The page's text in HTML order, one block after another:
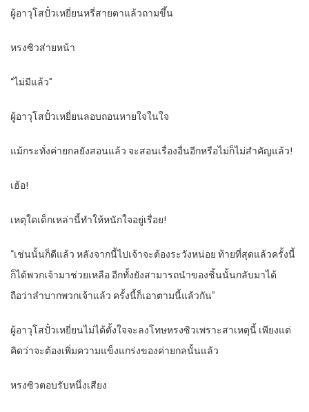
ผู้อาวุโสปั๋วเหยี่ยนหรี่สายตาแล้วถามขึ้น
หรงซิวส่ายหน้า
“ไม่มีแล้ว”
ผู้อาวุโสปั๋วเหยี่ยนลอบถอนหายใจในใจ
แม้กระทั่งค่ายกลยังสอนแล้ว จะสอนเรื่องอื่นอีกหรือไม่ก็ไม่สำคัญแล้ว!
เฮ้อ!
เหตุใดเด็กเหล่านี้ทำให้หนักใจอยู่เรื่อย!
“เช่นนั้นก็ดีแล้ว หลังจากนี้ไปเจ้าจะต้องระวังหน่อย ท้ายที่สุดแล้วครั้งนี้
ก็ได้พวกเจ้ามาช่วยเหลือ อีกทั้งยังสามารถนำของชิ้นนั้นกลับมาได้
ถือว่าลำบากพวกเจ้าแล้ว ครั้งนี้ก็เอาตามนี้แล้วกัน”
ผู้อาวุโสปั๋วเหยี่ยนไม่ได้ตั้งใจจะลงโทษหรงซิวเพราะสาเหตุนี้ เพียงแต่
คิดว่าจะต้องเพิ่มความแข็งแกร่งของค่ายกลนั้นแล้ว
หรงซิวตอบรับหนึ่งเสียง